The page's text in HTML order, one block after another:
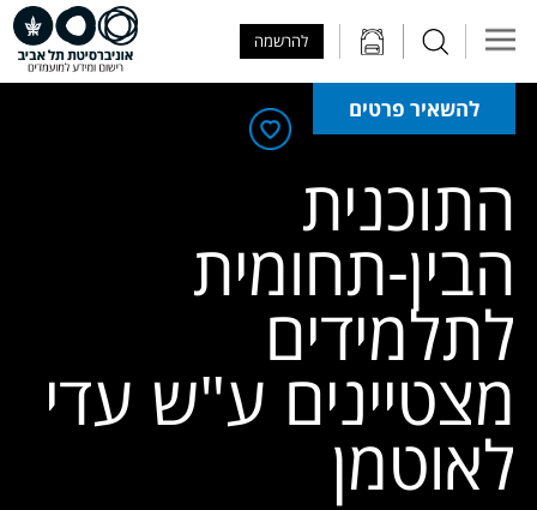
להרשמה
להשאיר פרטים
התוכנית
הבין-תחומית
לתלמידים
מצטיינים ע"ש עדי
לאוטמן